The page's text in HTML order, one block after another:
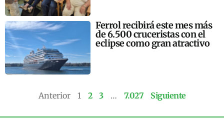
Ferrol recibirá este mes más
de 6.500 cruceristas con el
eclipse como gran atractivo
Anterior 1 2 3 … 7.027 Siguiente